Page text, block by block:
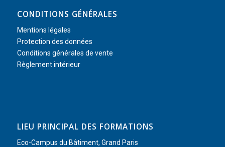
CONDITIONS GÉNÉRALES
Mentions légales
Protection des données
Conditions générales de vente
Règlement intérieur
LIEU PRINCIPAL DES FORMATIONS
Eco-Campus du Bâtiment, Grand Paris